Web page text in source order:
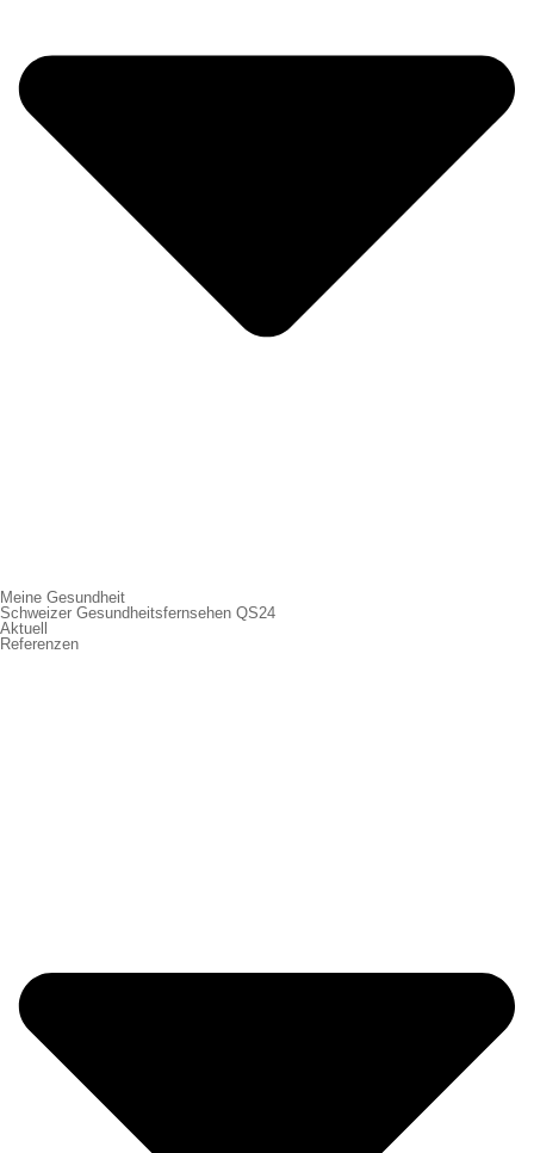
Meine Gesundheit
Schweizer Gesundheitsfernsehen QS24
Aktuell
Referenzen